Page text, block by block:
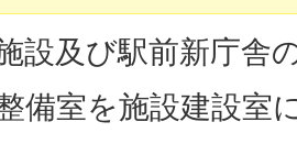
設及び駅前新庁舎
備室を施設建設室